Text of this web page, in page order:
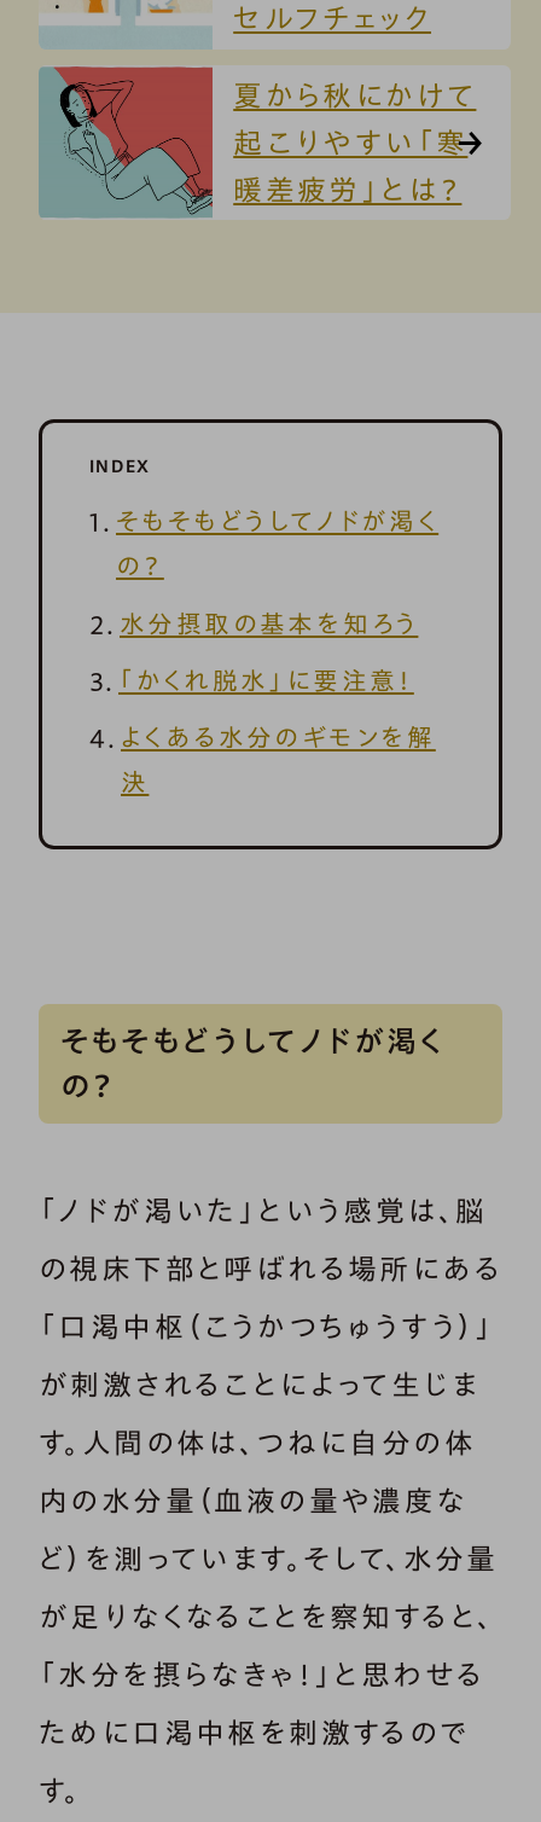
セルフチェック
夏から秋にかけて
起こりやすい「寒
暖差疲労」とは？
INDEX
そもそもどうしてノドが渇く
の？
水分摂取の基本を知ろう
「かくれ脱水」に要注意！
よくある水分のギモンを解
決
そもそもどうしてノドが渇く
の？
「ノドが渇いた」という感覚は、脳
の視床下部と呼ばれる場所にある
「口渇中枢（こうかつちゅうすう）」
が刺激されることによって生じま
す。人間の体は、つねに自分の体
内の水分量（血液の量や濃度な
ど）を測っています。そして、水分量
が足りなくなることを察知すると、
「水分を摂らなきゃ！」と思わせる
ために口渇中枢を刺激するので
す。